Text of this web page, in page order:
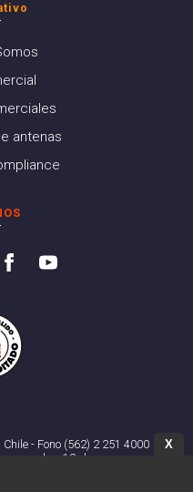
antenas
- Fono (562) 2 251 4000
13.cl
X